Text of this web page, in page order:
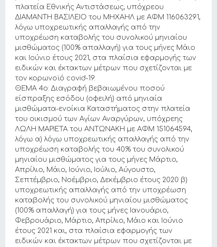
πλατεία Εθνικής Αντιστάσεως, υπόχρεου
ΔΙΑΜΑΝΤΗ ΒΑΣΙΛΕΙΟ του ΜΗΧΑΗΛ με ΑΦΜ 116063291,
λόγω υποχρεωτικής απαλλαγής από την
υποχρέωση καταβολής του συνολικού μηνιαίου
μισθώματος (100% απαλλαγή) για τους μήνες Μάιο
και Ιούνιο έτους 2021, στα πλαίσια εφαρμογής των
ειδικών και έκτακτων μέτρων που σχετίζονται με
τον κορωνοϊό covid-19.
ΘΕΜΑ 4ο: Διαγραφή βεβαιωμένου ποσού
είσπραξης εσόδου (οφειλή) από μηνιαία
μισθώματα-ενοίκια Καταστήματος στην πλατεία
του οικισμού των Αγίων Αναργύρων, υπόχρεης
ΛΩΛΗ ΜΑΡΙΕΤΑ του ΑΝΤΩΝΑΚΗ με ΑΦΜ 151064594,
λόγω α) λόγω υποχρεωτικής απαλλαγής από την
υποχρέωση καταβολής του 40% του συνολικού
μηνιαίου μισθώματος για τους μήνες Μάρτιο,
Απρίλιο, Μάιο, Ιούνιο, Ιούλιο, Αύγουστο,
Σεπτέμβριο, Νοέμβριο, Δεκέμβριο έτους 2020 β)
υποχρεωτικής απαλλαγής από την υποχρέωση
καταβολής του συνολικού μηνιαίου μισθώματος
(100% απαλλαγή) για τους μήνες Ιανουάριο,
Φεβρουάριο, Μάρτιο, Απρίλιο, Μάιο και Ιούνιο
έτους 2021 και, στα πλαίσια εφαρμογής των
ειδικών και έκτακτων μέτρων που σχετίζονται με